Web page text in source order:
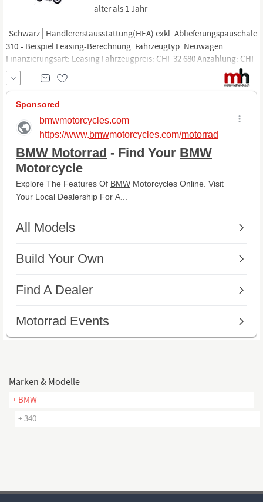
älter als 1 Jahr
Schwarz Händlererstausstattung(HEA) exkl. Ablieferungspauschale
310.- Beispiel Leasing-Berechnung: Fahrzeugtyp: Neuwagen
Finanzierungsart: Leasing Fahrzeugpreis: CHF 32 680 Anzahlung: CHF
6 500 Laufleistung: 5 000 KM Laufzeit: 36 Monate Restwert: CHF 16340
Effektiver Zins: 3.97% Monatsrate: CHF 343.- Hubraum: 1300ccm
Zustand: neuwertig ABS
Marken & Modelle
+ BMW
+ 340